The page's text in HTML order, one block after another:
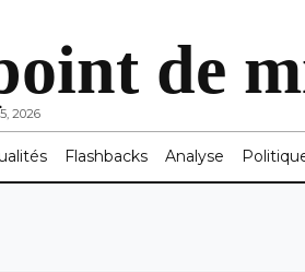
2026
de
Flashbacks Analyse